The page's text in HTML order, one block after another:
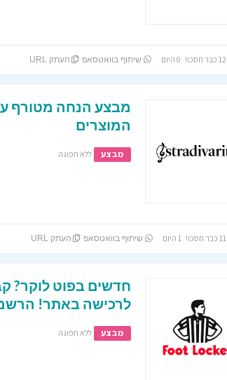
שיתוף בוואטסאפ העתק URL
המוצרים
מבצע ללא תפוגה
שיתוף בוואטסאפ העתק URL
לרכישה באתר!
מבצע ללא תפוגה